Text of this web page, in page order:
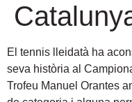
El tennis lleidatà ha
seva història al
Trofeu Manuel Orantes